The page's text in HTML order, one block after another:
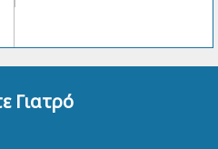
Γιατρό